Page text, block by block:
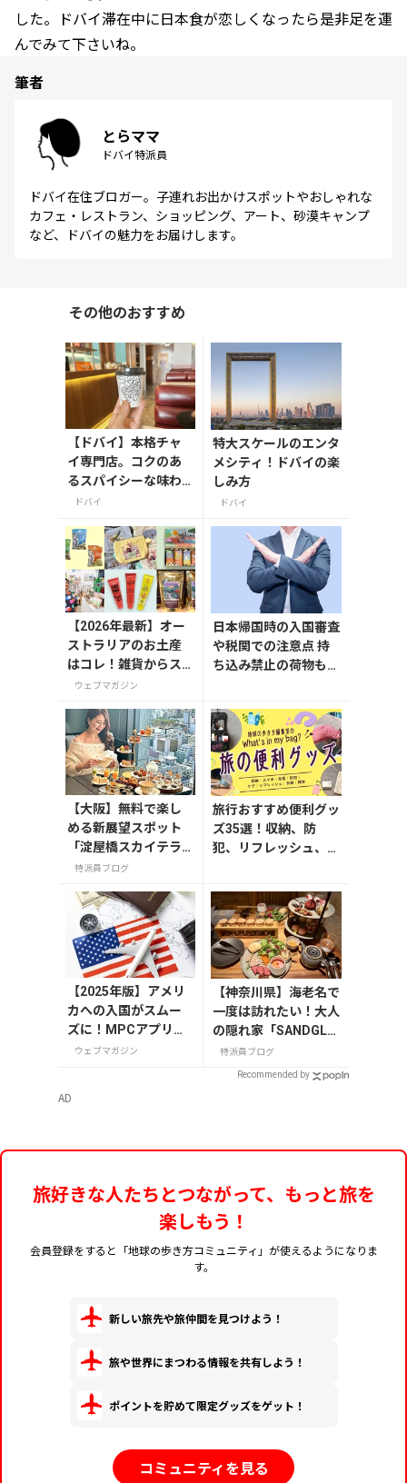
した。ドバイ滞在中に日本食が恋しくなったら是非足を運
んでみて下さいね。
筆者
とらママ
ドバイ特派員
ドバイ在住ブロガー。子連れお出かけスポットやおしゃれな
カフェ・レストラン、ショッピング、アート、砂漠キャンプ
など、ドバイの魅力をお届けします。
その他のおすすめ
【ドバイ】本格チャ
イ専門店。コクのあ
るスパイシーな味わ
い｜在住者おすすめ
ドバイ
特大スケールのエンタ
メシティ！ドバイの楽
しみ方
ドバイ
【2026年最新】オー
ストラリアのお土産
はコレ！雑貨からス
ーパーでも買えるグ
ウェブマガジン
日本帰国時の入国審査
や税関での注意点 持
ち込み禁止の荷物も解
【大阪】無料で楽し
める新展望スポット
「淀屋橋スカイテラ
ス」と30階アフタヌ
特派員ブログ
旅行おすすめ便利グッ
ズ35選！収納、防
犯、リフレッシュ、ど
【2025年版】アメリ
カへの入国がスムー
ズに！MPCアプリの
登録方法や使い方を
ウェブマガジン
【神奈川県】海老名で
一度は訪れたい！大人
の隠れ家「SANDGLA
SS 熾火」で味わうア
フタヌーンティー
特派員ブログ
Recommended by
AD
旅好きな人たちとつながって、もっと旅を
楽しもう！
会員登録をすると「地球の歩き方コミュニティ」が使えるようになりま
す。
新しい旅先や旅仲間を見つけよう！
旅や世界にまつわる情報を共有しよう！
ポイントを貯めて限定グッズをゲット！
コミュニティを見る